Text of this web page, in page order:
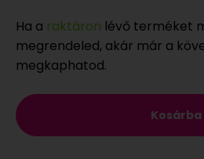
Ha a raktáron lévő terméket
megrendeled, akár már a
megkaphatod.
Kosárba